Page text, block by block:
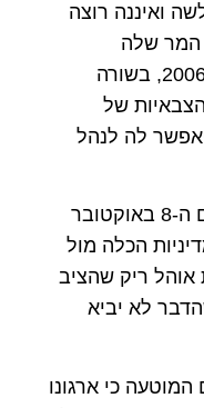
ואיננה רוצה
המר שלה
במלחמת לבנון השנייה בשנת 2006, בשורה
של
לה לנהל
מאז המלחמה ב-2006 ועד ליום ה-8 באוקטובר
הכלה מול
אוהל ריק שהציב
לא יביא
כי ארגונו